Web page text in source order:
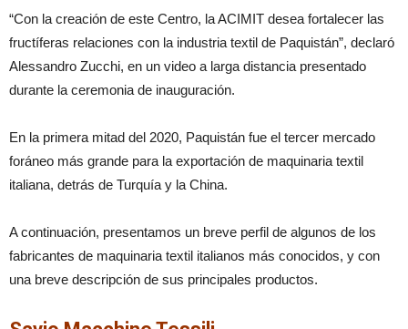
“Con la creación de este Centro, la ACIMIT desea fortalecer las
fructíferas relaciones con la industria textil de Paquistán”, declaró
Alessandro Zucchi, en un video a larga distancia presentado
durante la ceremonia de inauguración.
En la primera mitad del 2020, Paquistán fue el tercer mercado
foráneo más grande para la exportación de maquinaria textil
italiana, detrás de Turquía y la China.
A continuación, presentamos un breve perfil de algunos de los
fabricantes de maquinaria textil italianos más conocidos, y con
una breve descripción de sus principales productos.